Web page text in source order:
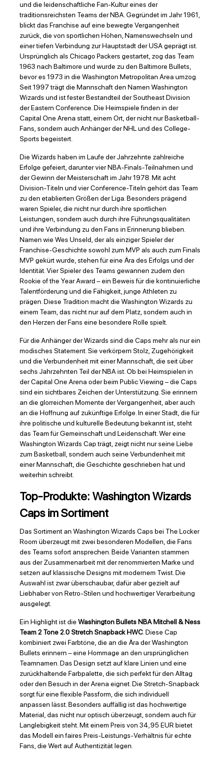
und die leidenschaftliche Fan-Kultur eines der
traditionsreichsten Teams der NBA. Gegründet im Jahr 1961,
blickt das Franchise auf eine bewegte Vergangenheit
zurück, die von sportlichen Höhen, Namenswechseln und
einer tiefen Verbindung zur Hauptstadt der USA geprägt ist.
Ursprünglich als Chicago Packers gestartet, zog das Team
1963 nach Baltimore und wurde zu den Baltimore Bullets,
bevor es 1973 in die Washington Metropolitan Area umzog.
Seit 1997 trägt die Mannschaft den Namen Washington
Wizards und ist fester Bestandteil der Southeast Division
der Eastern Conference. Die Heimspiele finden in der
Capital One Arena statt, einem Ort, der nicht nur Basketball-
Fans, sondern auch Anhänger der NHL und des College-
Sports begeistert.
Die Wizards haben im Laufe der Jahrzehnte zahlreiche
Erfolge gefeiert, darunter vier NBA-Finals-Teilnahmen und
der Gewinn der Meisterschaft im Jahr 1978. Mit acht
Division-Titeln und vier Conference-Titeln gehört das Team
zu den etablierten Größen der Liga. Besonders prägend
waren Spieler, die nicht nur durch ihre sportlichen
Leistungen, sondern auch durch ihre Führungsqualitäten
und ihre Verbindung zu den Fans in Erinnerung blieben.
Namen wie Wes Unseld, der als einziger Spieler der
Franchise-Geschichte sowohl zum MVP als auch zum Finals
MVP gekürt wurde, stehen für eine Ära des Erfolgs und der
Identität. Vier Spieler des Teams gewannen zudem den
Rookie of the Year Award – ein Beweis für die kontinuierliche
Talentförderung und die Fähigkeit, junge Athleten zu
prägen. Diese Tradition macht die Washington Wizards zu
einem Team, das nicht nur auf dem Platz, sondern auch in
den Herzen der Fans eine besondere Rolle spielt.
Für die Anhänger der Wizards sind die Caps mehr als nur ein
modisches Statement. Sie verkörpern Stolz, Zugehörigkeit
und die Verbundenheit mit einer Mannschaft, die seit über
sechs Jahrzehnten Teil der NBA ist. Ob bei Heimspielen in
der Capital One Arena oder beim Public Viewing – die Caps
sind ein sichtbares Zeichen der Unterstützung. Sie erinnern
an die glorreichen Momente der Vergangenheit, aber auch
an die Hoffnung auf zukünftige Erfolge. In einer Stadt, die für
ihre politische und kulturelle Bedeutung bekannt ist, steht
das Team für Gemeinschaft und Leidenschaft. Wer eine
Washington Wizards Cap trägt, zeigt nicht nur seine Liebe
zum Basketball, sondern auch seine Verbundenheit mit
einer Mannschaft, die Geschichte geschrieben hat und
weiterhin schreibt.
Top-Produkte: Washington Wizards
Caps im Sortiment
Das Sortiment an Washington Wizards Caps bei The Locker
Room überzeugt mit zwei besonderen Modellen, die Fans
des Teams sofort ansprechen. Beide Varianten stammen
aus der Zusammenarbeit mit der renommierten Marke und
setzen auf klassische Designs mit modernem Twist. Die
Auswahl ist zwar überschaubar, dafür aber gezielt auf
Liebhaber von Retro-Stilen und hochwertiger Verarbeitung
ausgelegt.
Ein Highlight ist die Washington Bullets NBA Mitchell & Ness
Team 2 Tone 2.0 Stretch Snapback HWC. Diese Cap
kombiniert zwei Farbtöne, die an die Ära der Washington
Bullets erinnern – eine Hommage an den ursprünglichen
Teamnamen. Das Design setzt auf klare Linien und eine
zurückhaltende Farbpalette, die sich perfekt für den Alltag
oder den Besuch in der Arena eignet. Die Stretch-Snapback
sorgt für eine flexible Passform, die sich individuell
anpassen lässt. Besonders auffällig ist das hochwertige
Material, das nicht nur optisch überzeugt, sondern auch für
Langlebigkeit steht. Mit einem Preis von 34,95 EUR bietet
das Modell ein faires Preis-Leistungs-Verhältnis für echte
Fans, die Wert auf Authentizität legen.